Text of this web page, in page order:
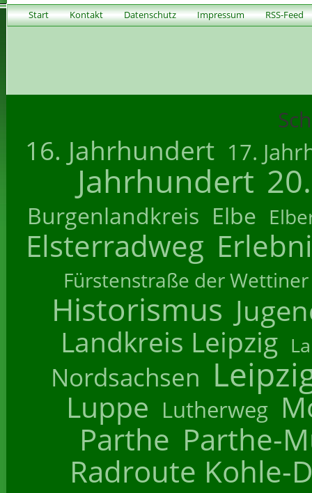
Start Kontakt Datenschutz Impressum RSS-Feed
16. Jahrhundert 17.
Jahrhundert
Burgenlandkreis Elbe
Elsterradweg
Fürstenstraße der Wettiner
Historismus
Landkreis Leipzig
Nordsachsen
Luppe Lutherweg
Parthe Parthe-
Radroute Kohle-